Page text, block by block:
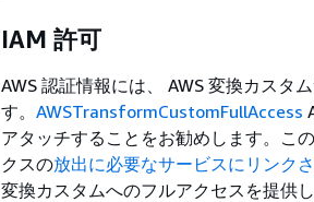
IAM 許可
AWS 認証情報には、 AWS 変換カスタ
す。 AWSTransformCustomFullAccess
アタッチすることをお勧めします。こ
クスの放出に必要なサービスにリンク
変換カスタムへのフルアクセスを提供し